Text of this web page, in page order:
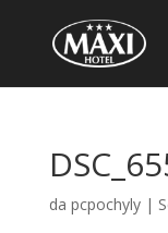
da pcpochyly|